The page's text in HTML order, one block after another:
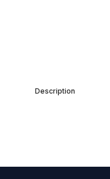
Description